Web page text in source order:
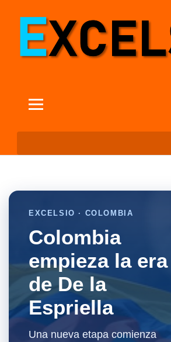
EXCELSIO · COLOMBIA
Colombia
empieza la era
de De la
Espriella
Una nueva etapa comienza